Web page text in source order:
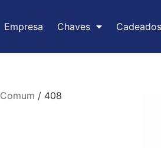
Empresa Chaves Cadeados
Comum / 408